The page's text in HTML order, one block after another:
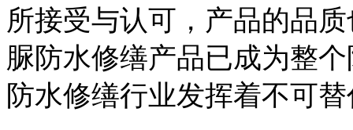
所接受与认可，产品的品
脲防水修缮产品已成为整
防水修缮行业发挥着不可